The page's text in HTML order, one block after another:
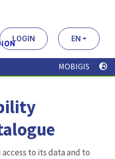
LOGIN EN
MOBIGIS
to its data and to